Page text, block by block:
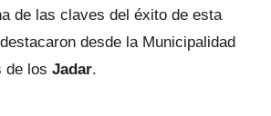
de las claves del éxito de esta
desde la Municipalidad
de los Jadar.